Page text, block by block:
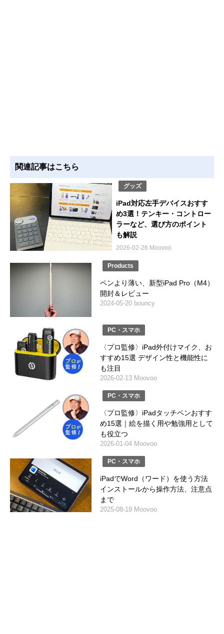
関連記事はこちら
グッズ
iPad対応左手デバイスおすす
め3選！テンキー・コントロー
ラーなど、選び方のポイント
も解説
2026-02-26 Moovoo
Products
ペンより薄い、新型iPad Pro（M4）
開封＆レビュー
2024-05-20 bouncy
PC・スマホ
〈プロ監修〉iPad外付けマイク、お
すすめ15選 デザイン性と機能性に
も注目
2026-02-13 Moovoo
PC・スマホ
〈プロ監修〉iPadタッチペンおすす
め15選｜絵を描く用や勉強用として
も役立つ
2026-01-04 Moovoo
PC・スマホ
iPadでWord（ワード）を使う方法
インストールから操作方法、注意点
まで
2025-08-19 Moovoo